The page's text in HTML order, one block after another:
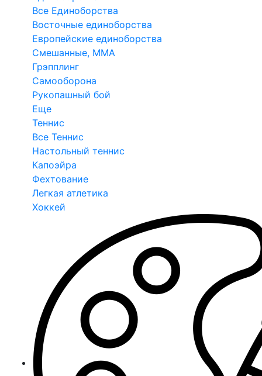
Все Единоборства
Восточные единоборства
Европейские единоборства
Смешанные, ММА
Грэпплинг
Самооборона
Рукопашный бой
Еще
Теннис
Все Теннис
Настольный теннис
Капоэйра
Фехтование
Легкая атлетика
Хоккей